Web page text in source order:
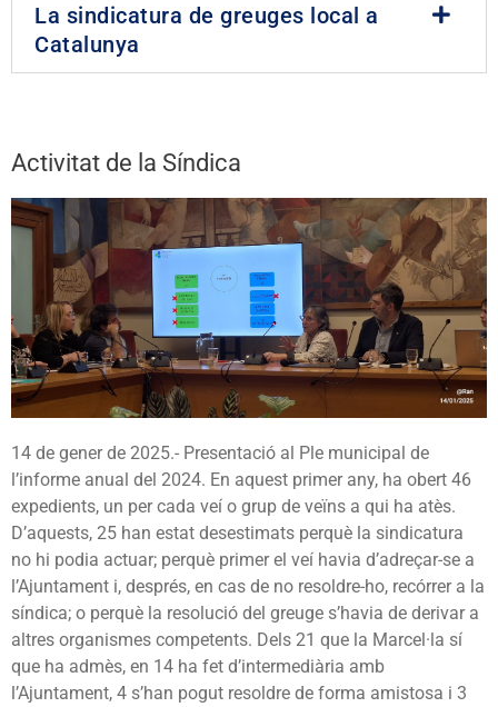
La sindicatura de greuges local a
Catalunya
Activitat de la Síndica
14 de gener de 2025.- Presentació al Ple municipal de
l’informe anual del 2024. En aquest primer any, ha obert 46
expedients, un per cada veí o grup de veïns a qui ha atès.
D’aquests, 25 han estat desestimats perquè la sindicatura
no hi podia actuar; perquè primer el veí havia d’adreçar-se a
l’Ajuntament i, després, en cas de no resoldre-ho, recórrer a la
síndica; o perquè la resolució del greuge s’havia de derivar a
altres organismes competents. Dels 21 que la Marcel·la sí
que ha admès, en 14 ha fet d’intermediària amb
l’Ajuntament, 4 s’han pogut resoldre de forma amistosa i 3